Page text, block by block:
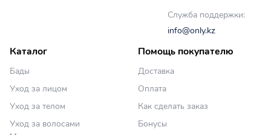
Служба поддержки:
info@only.kz
Каталог
Бады
Уход за лицом
Уход за телом
Уход за волосами
Помощь покупателю
Доставка
Оплата
Как сделать заказ
Бонусы